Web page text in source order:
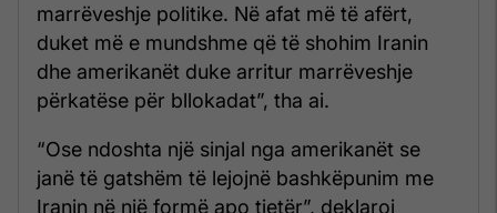
marrëveshje politike. Në afat më të afërt,
duket më e mundshme që të shohim Iranin
dhe amerikanët duke arritur marrëveshje
përkatëse për bllokadat”, tha ai.
“Ose ndoshta një sinjal nga amerikanët se
janë të gatshëm të lejojnë bashkëpunim me
Iranin në një formë apo tjetër”, deklaroi